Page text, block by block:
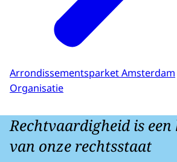
Arrondissementsparket Amsterdam
Organisatie
Rechtvaardigheid is
van onze rechtsstaat